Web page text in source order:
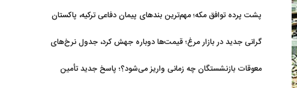
پشت پرده توافق مکه؛ مهم‌ترین بندهای پیمان دفاعی ترکیه، پاکستان
گرانی جدید در بازار مرغ؛ قیمت‌ها دوباره جهش کرد، جدول نرخ‌های
معوقات بازنشستگان چه زمانی واریز می‌شود؟؛ پاسخ جدید تأمین